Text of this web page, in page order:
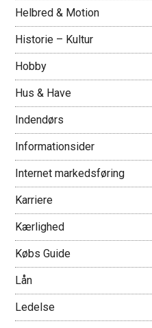
Helbred & Motion
Historie – Kultur
Hobby
Hus & Have
Indendørs
Informationsider
Internet markedsføring
Karriere
Kærlighed
Købs Guide
Lån
Ledelse